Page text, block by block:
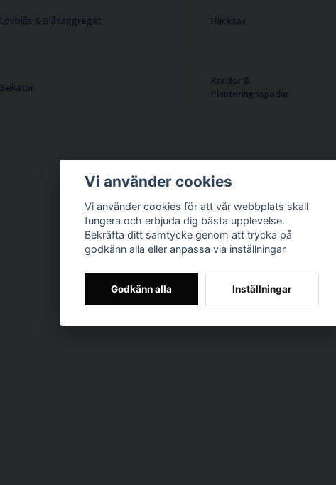
Lövblås & Blåsaggregat Häcksax
Sekatör
Krattor &
Planteringsspadar
Vi använder cookies
Vi använder cookies för att vår webbplats skall
fungera och erbjuda dig bästa upplevelse.
Bekräfta ditt samtycke genom att trycka på
godkänn alla eller anpassa via inställningar
Godkänn alla Inställningar